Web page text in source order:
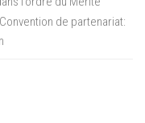
Convention de partenariat: